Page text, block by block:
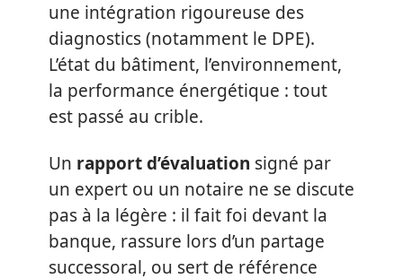
une intégration rigoureuse des
diagnostics (notamment le DPE).
L’état du bâtiment, l’environnement,
la performance énergétique : tout
est passé au crible.
Un rapport d’évaluation signé par
un expert ou un notaire ne se discute
pas à la légère : il fait foi devant la
banque, rassure lors d’un partage
successoral, ou sert de référence